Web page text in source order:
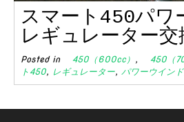
スマート450パワ
レギュレーター交
Posted in 450（600cc） , 450（
ト450, レギュレーター, パワーウインド